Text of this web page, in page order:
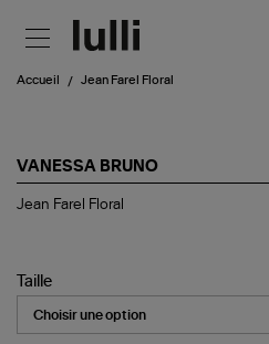
Accueil Jean Farel Floral
VANESSA BRUNO
Jean
Jean Farel Floral
Taille